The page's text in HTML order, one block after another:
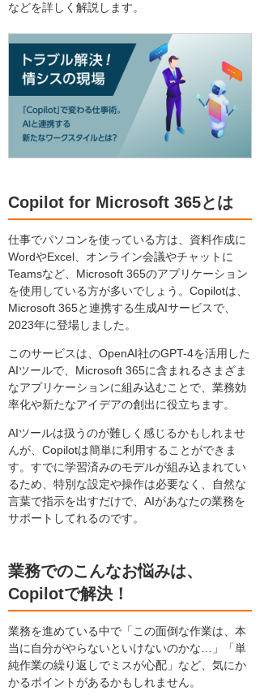
などを詳しく解説します。
Copilot for Microsoft 365とは
仕事でパソコンを使っている方は、資料作成に
WordやExcel、オンライン会議やチャットに
Teamsなど、Microsoft 365のアプリケーション
を使用している方が多いでしょう。Copilotは、
Microsoft 365と連携する生成AIサービスで、
2023年に登場しました。
このサービスは、OpenAI社のGPT-4を活用した
AIツールで、Microsoft 365に含まれるさまざま
なアプリケーションに組み込むことで、業務効
率化や新たなアイデアの創出に役立ちます。
AIツールは扱うのが難しく感じるかもしれませ
んが、Copilotは簡単に利用することができま
す。すでに学習済みのモデルが組み込まれてい
るため、特別な設定や操作は必要なく、自然な
言葉で指示を出すだけで、AIがあなたの業務を
サポートしてれるのです。
業務でのこんなお悩みは、
Copilotで解決！
業務を進めている中で「この面倒な作業は、本
当に自分がやらないといけないのかな…」「単
純作業の繰り返しでミスが心配」など、気にか
かるポイントがあるかもしれません。